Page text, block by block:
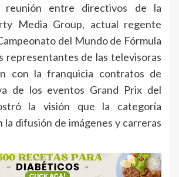
reunión entre directivos de la
Media Group, actual regente
del Mundo de Fórmula
representantes de las televisoras
con la franquicia contratos de
de los eventos Grand Prix del
la visión que la categoría
la difusión de imágenes y carreras